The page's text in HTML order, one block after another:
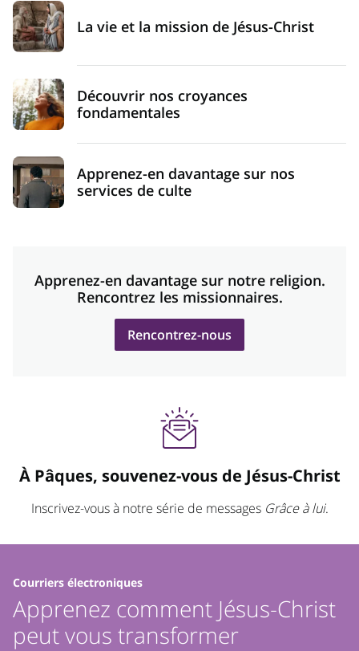
La vie et la mission de Jésus-Christ
Découvrir nos croyances
fondamentales
Apprenez-en davantage sur nos
services de culte
Apprenez-en davantage sur notre religion.
Rencontrez les missionnaires.
Rencontrez-nous
À Pâques, souvenez-vous de Jésus-Christ
Inscrivez-vous à notre série de messages Grâce à lui.
Courriers électroniques
Apprenez comment Jésus-Christ
peut vous transformer